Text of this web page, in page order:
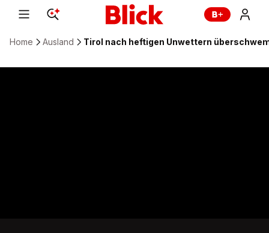
Home Ausland Tirol nach heftigen Unwettern